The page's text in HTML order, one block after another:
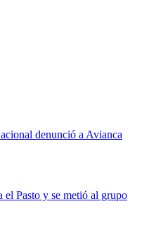
denunció a Avianca
Pasto y se metió al grupo